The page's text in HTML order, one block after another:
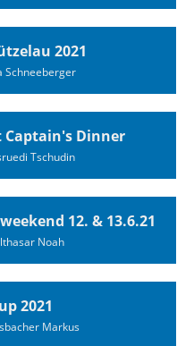
2021
Schneeberger
Captain's Dinner
Tschudin
12. & 13.6.21
Noah
2021
Markus